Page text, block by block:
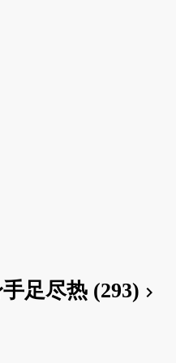
足尽热 (293) chevron_right